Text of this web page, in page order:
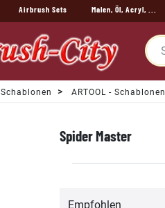
Airbrush Sets Malen, Öl, Acryl, ...
Schablonen ARTOOL - Schablonen
Spider Master